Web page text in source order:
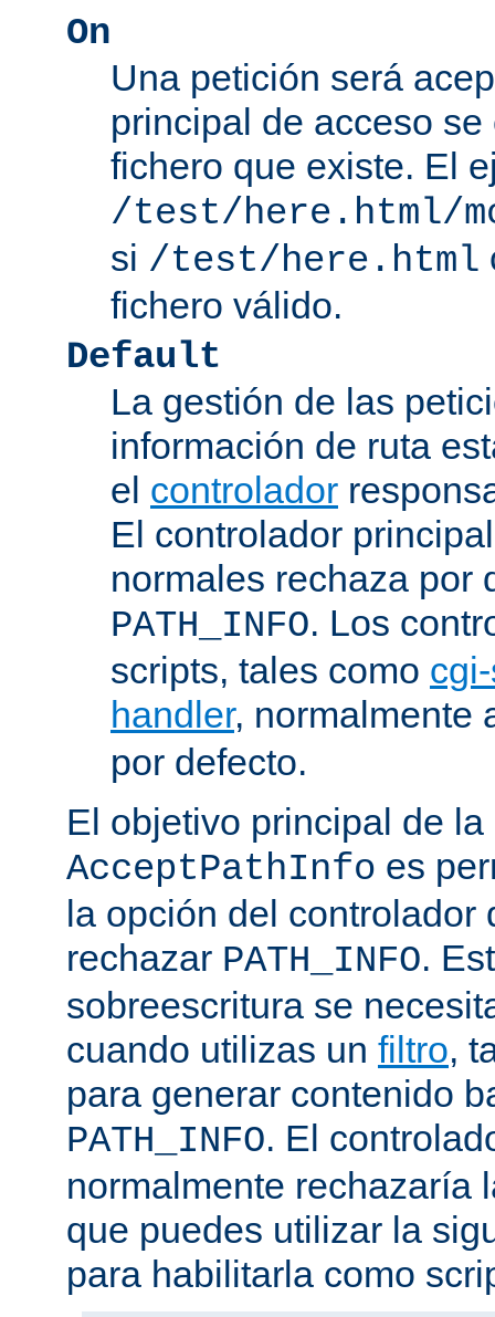
On
Una petición será
principal de acceso
fichero que existe. El
/test/here.html/
si /test/here.html
fichero válido.
Default
La gestión de las
información de ruta
el controlador
El controlador
normales rechaza por
PATH_INFO. Los
scripts, tales como
handler, normalmente
por defecto.
El objetivo principal de la
AcceptPathInfo es
la opción del controlador
rechazar PATH_INFO.
sobreescritura se
cuando utilizas un filtro,
para generar contenido
PATH_INFO. El
normalmente rechazaría
que puedes utilizar la
para habilitarla como